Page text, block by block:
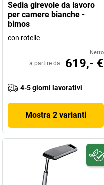
Sedia girevole da lavoro
per camere bianche -
bimos
con rotelle
Netto
a partire da 619,- €
4-5 giorni lavorativi
Mostra 2 varianti